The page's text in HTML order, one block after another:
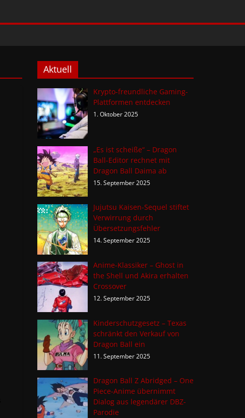
Aktuell
Krypto-freundliche Gaming-
Plattformen entdecken
1. Oktober 2025
„Es ist scheiße“ – Dragon
Ball-Editor rechnet mit
Dragon Ball Daima ab
15. September 2025
Jujutsu Kaisen-Sequel stiftet
Verwirrung durch
Übersetzungsfehler
14. September 2025
Anime-Klassiker – Ghost in
the Shell und Akira erhalten
Crossover
12. September 2025
Kinderschutzgesetz – Texas
schränkt den Verkauf von
Dragon Ball ein
11. September 2025
Dragon Ball Z Abridged – One
Piece-Anime übernimmt
Dialog aus legendärer DBZ-
Parodie